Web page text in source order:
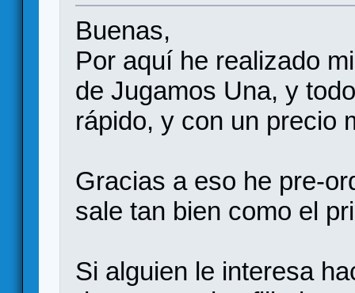
Buenas,
Por aquí he realizado
de Jugamos Una, y
rápido, y con un precio
Gracias a eso he pre-
sale tan bien como el
Si alguien le interesa